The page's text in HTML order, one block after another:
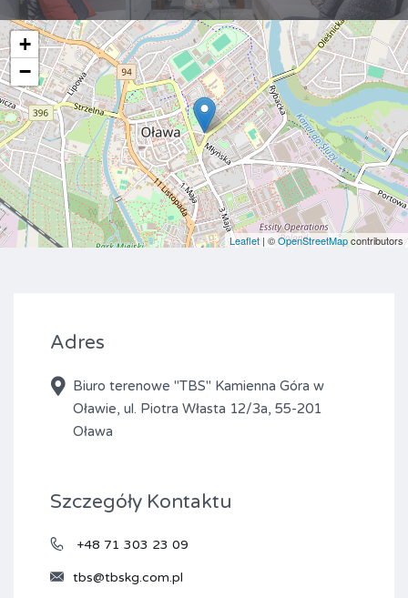
+
−
Leaflet | ©OpenStreetMapcontributors
Adres
Biuro terenowe "TBS" Kamienna Góra w
Oławie, ul. Piotra Własta 12/3a, 55-201
Oława
Szczegóły Kontaktu
+48 71 303 23 09
tbs@tbskg.com.pl